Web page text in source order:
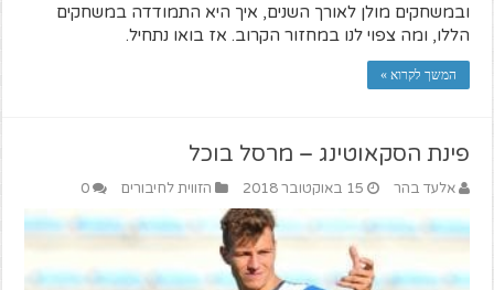
ובמשחקים מולן לאורך השנים, איך היא התמודדה במשחקים
הללו, ומה צפוי לנו במחזור הקרוב. אז בואו נתחיל.
המשך לקרוא »
פינת הסקאוטינג – מרסל בוכל
אלעד בהר 15 באוקטובר 2018 הזווית לחיבורים 0